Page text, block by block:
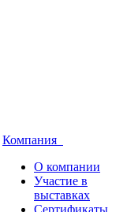
Компания
О компании
Участие в
выставках
Сертификаты